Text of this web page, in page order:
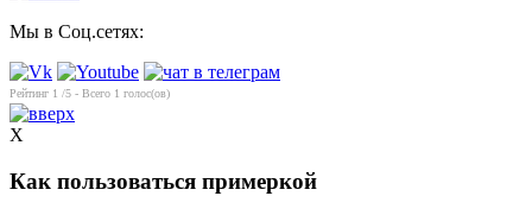
Мы в Соц.сетях:
Рейтинг 1 /5 - Всего 1 голос(ов)
X
Как пользоваться примеркой